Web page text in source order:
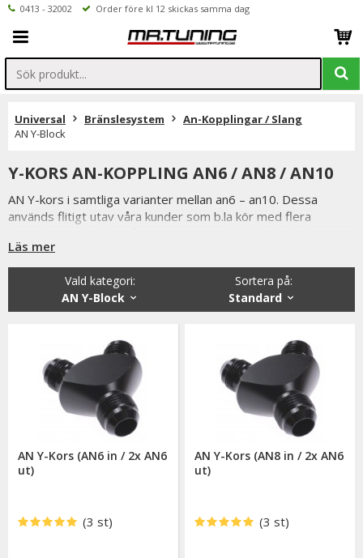
0413 - 32002 Order före kl 12 skickas samma dag
Universal Bränslesystem
An-Kopplingar / Slang
AN Y-Block
Y-KORS AN-KOPPLING AN6 / AN8 / AN10
AN Y-kors i samtliga varianter mellan an6 – an10. Dessa
används flitigt utav våra kunder som b.la kör med flera
Samtliga våra AN-kopplingar är hårdeloxerade på både in och
utsida för extra hållbarhet samt tålighet för användning utav
E85 / bensin / diesel / glykol.
Läs mer
Sortera på:
Standard
Vald kategori:
AN Y-Block
AN Y-Kors (AN6 in / 2x AN6
ut)
(3 st)
AN Y-Kors (AN8 in / 2x AN6
ut)
(3 st)